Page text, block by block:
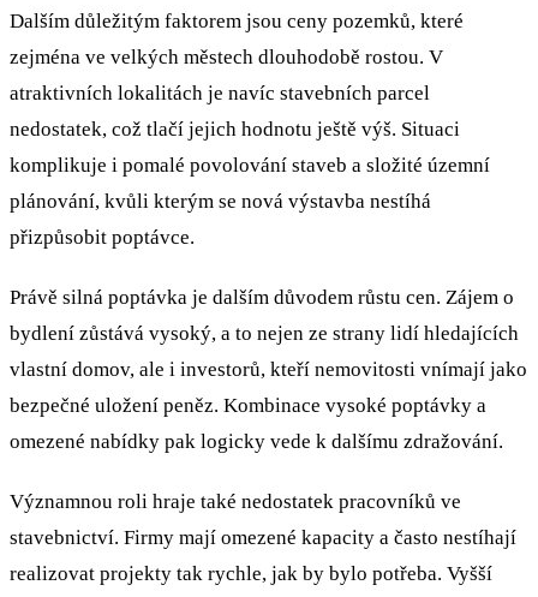
Dalším důležitým faktorem jsou ceny pozemků, které
zejména ve velkých městech dlouhodobě rostou. V
atraktivních lokalitách je navíc stavebních parcel
nedostatek, což tlačí jejich hodnotu ještě výš. Situaci
komplikuje i pomalé povolování staveb a složité územní
plánování, kvůli kterým se nová výstavba nestíhá
přizpůsobit poptávce.
Právě silná poptávka je dalším důvodem růstu cen. Zájem o
bydlení zůstává vysoký, a to nejen ze strany lidí hledajících
vlastní domov, ale i investorů, kteří nemovitosti vnímají jako
bezpečné uložení peněz. Kombinace vysoké poptávky a
omezené nabídky pak logicky vede k dalšímu zdražování.
Významnou roli hraje také nedostatek pracovníků ve
stavebnictví. Firmy mají omezené kapacity a často nestíhají
realizovat projekty tak rychle, jak by bylo potřeba. Vyšší